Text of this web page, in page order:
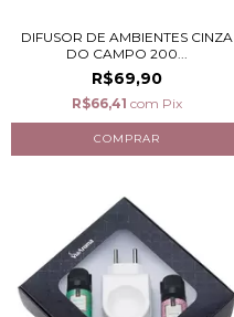
DIFUSOR DE AMBIENTES CINZA
DO CAMPO 200...
R$69,90
R$66,41 com Pix